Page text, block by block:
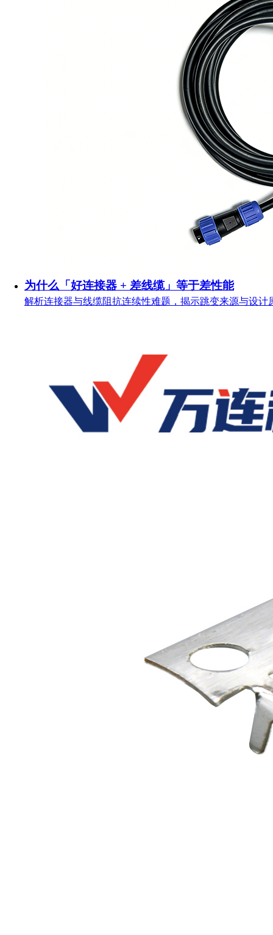
为什么「好连接器 + 差线缆」等于差性能
解析连接器与线缆阻抗连续性难题，揭示跳变来源与设计